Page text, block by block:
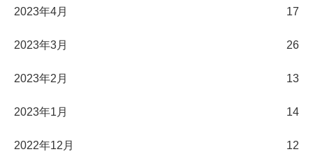
2023年4月 17
2023年3月 26
2023年2月 13
2023年1月 14
2022年12月 12